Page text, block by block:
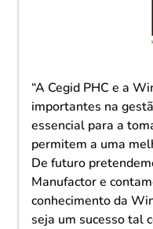
“A Cegid PHC e a
importantes na
essencial para a
permitem a uma
De futuro
Manufactor e
conhecimento da
seja um sucesso tal